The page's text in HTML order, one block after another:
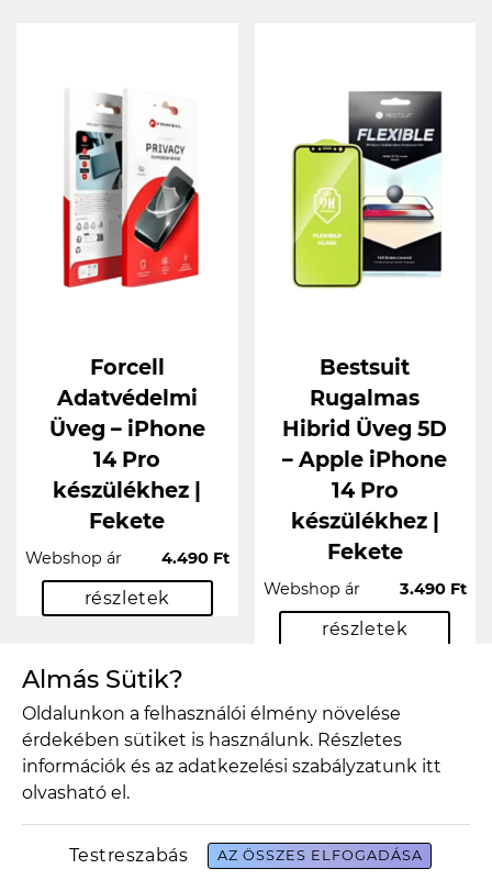
Forcell
Adatvédelmi
Üveg – iPhone
14 Pro
készülékhez |
Fekete
Webshop ár 4.490 Ft
részletek
Bestsuit
Rugalmas
Hibrid Üveg 5D
– Apple iPhone
14 Pro
készülékhez |
Fekete
Webshop ár 3.490 Ft
részletek
Almás Sütik?
Oldalunkon a felhasználói élmény növelése
érdekében sütiket is használunk. Részletes
információk és az adatkezelési szabályzatunk itt
olvasható el.
Testreszabás AZ ÖSSZES ELFOGADÁSA